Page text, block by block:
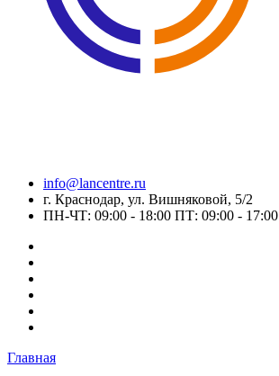
info@lancentre.ru
г. Краснодар, ул. Вишняковой, 5/2
ПН-ЧТ: 09:00 - 18:00 ПТ: 09:00 - 17:00
Главная